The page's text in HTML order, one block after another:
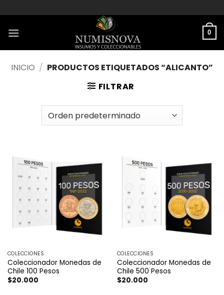
al
contenido
0
INICIO / PRODUCTOS ETIQUETADOS “ALICANTO”
FILTRAR
COLECCIONES
Coleccionador Monedas de
Chile 100 Pesos
$20.000
COLECCIONES
Coleccionador Monedas de
Chile 500 Pesos
$20.000